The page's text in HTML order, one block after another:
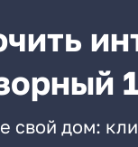
свой дом: